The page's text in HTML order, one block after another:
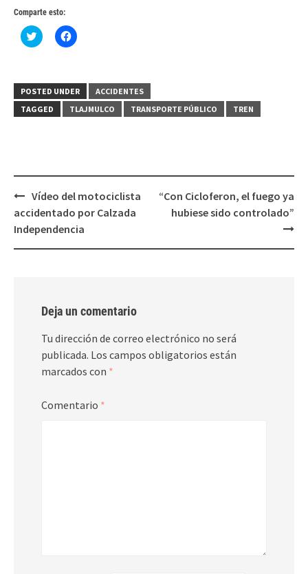
Comparte esto:
Haz
clic
(Se
abre
en
una
Haz
clic
(Se
abre
en
una
POSTED UNDER
ACCIDENTES
TAGGED
TLAJMULCO TRANSPORTE PÚBLICO TREN
Post
navigation
Vídeo del motociclista
accidentado por Calzada
Independencia
“Con Cicloferon, el fuego ya
hubiese sido controlado”
Deja un comentario
Tu dirección de correo electrónico no será
publicada. Los campos obligatorios están
marcados con *
Comentario *